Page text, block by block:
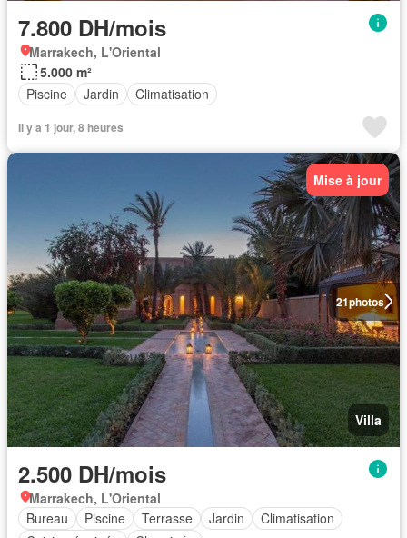
7.800 DH/mois
Marrakech, L'Oriental
5.000 m²
Piscine
Jardin Climatisation
Il y a 1 jour, 8 heures
21photos
Mise à jour
Villa
2.500 DH/mois
Marrakech, L'Oriental
Bureau
Piscine Terrasse Jardin
Climatisation